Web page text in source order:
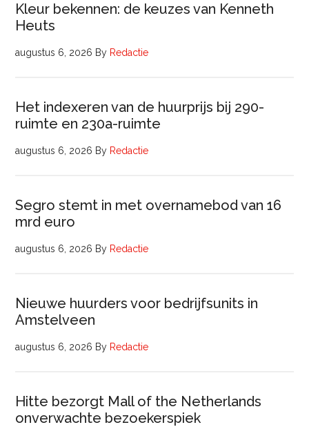
Kleur bekennen: de keuzes van Kenneth
Heuts
augustus 6, 2026 By Redactie
Het indexeren van de huurprijs bij 290-
ruimte en 230a-ruimte
augustus 6, 2026 By Redactie
Segro stemt in met overnamebod van 16
mrd euro
augustus 6, 2026 By Redactie
Nieuwe huurders voor bedrijfsunits in
Amstelveen
augustus 6, 2026 By Redactie
Hitte bezorgt Mall of the Netherlands
onverwachte bezoekerspiek